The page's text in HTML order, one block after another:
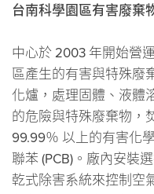
台南科學園區有害廢棄
中心於 2003 年開始營
區產生的有害與特殊廢
化爐，處理固體、液體
的危險與特殊廢棄物，
99.99％ 以上的有害化
聯苯 (PCB)。廠內安裝
乾式除害系統來控制空